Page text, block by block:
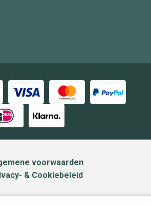
voorwaarden
& Cookiebeleid